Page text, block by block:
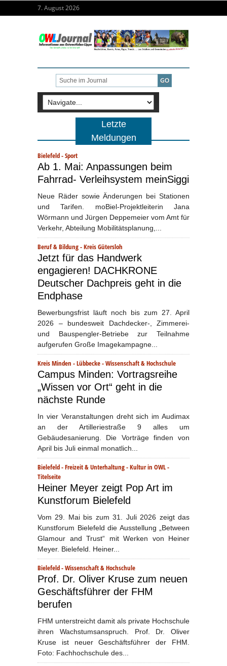
7. August 2026
Letzte
Meldungen
Bielefeld-Sport
Ab 1. Mai: Anpassungen beim
Fahrrad- Verleihsystem meinSiggi
Neue Räder sowie Änderungen bei Stationen
und Tarifen. moBiel-Projektleiterin Jana
Wörmann und Jürgen Deppemeier vom Amt für
Verkehr, Abteilung Mobilitätsplanung,...
Beruf & Bildung-Kreis Gütersloh
Jetzt für das Handwerk
engagieren! DACHKRONE
Deutscher Dachpreis geht in die
Endphase
Bewerbungsfrist läuft noch bis zum 27. April
2026 – bundesweit Dachdecker-, Zimmerei-
und Bauspengler-Betriebe zur Teilnahme
aufgerufen Große Imagekampagne...
Kreis Minden - Lübbecke-Wissenschaft & Hochschule
Campus Minden: Vortragsreihe
„Wissen vor Ort“ geht in die
nächste Runde
In vier Veranstaltungen dreht sich im Audimax
an der Artilleriestraße 9 alles um
Gebäudesanierung. Die Vorträge finden von
April bis Juli einmal monatlich...
Bielefeld-Freizeit & Unterhaltung-Kultur in OWL-
Titelseite
Heiner Meyer zeigt Pop Art im
Kunstforum Bielefeld
Vom 29. Mai bis zum 31. Juli 2026 zeigt das
Kunstforum Bielefeld die Ausstellung „Between
Glamour and Trust“ mit Werken von Heiner
Meyer. Bielefeld. Heiner...
Bielefeld-Wissenschaft & Hochschule
Prof. Dr. Oliver Kruse zum neuen
Geschäftsführer der FHM
berufen
FHM unterstreicht damit als private Hochschule
ihren Wachstumsanspruch. Prof. Dr. Oliver
Kruse ist neuer Geschäftsführer der FHM.
Foto: Fachhochschule des...